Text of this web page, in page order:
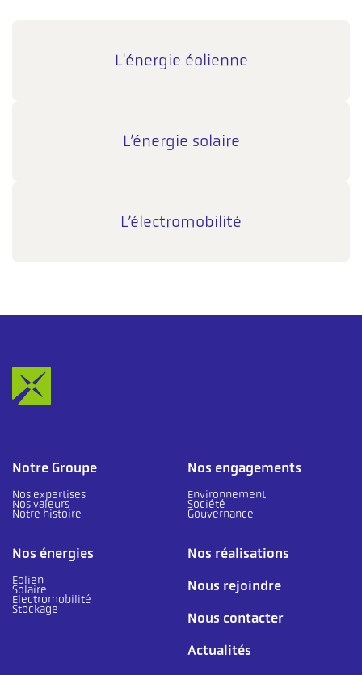
L'énergie éolienne
L’énergie solaire
L’électromobilité
Notre Groupe
Nos expertises
Nos valeurs
Notre histoire
Nos engagements
Environnement
Société
Gouvernance
Nos énergies
Eolien
Solaire
Electromobilité
Stockage
Nos réalisations
Nous rejoindre
Nous contacter
Actualités